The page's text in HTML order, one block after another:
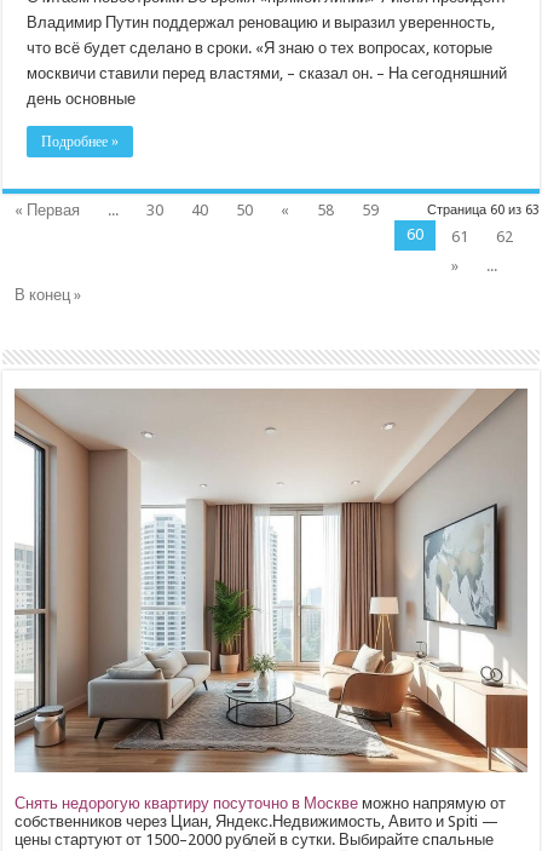
Владимир Путин поддержал реновацию и выразил уверенность,
что всё будет сделано в сроки. «Я знаю о тех вопросах, которые
москвичи ставили перед властями, – сказал он. – На сегодняшний
день основные
Подробнее »
Страница 60 из 63
« Первая ... 30 40 50 « 58
59
60
61
62
»
...
В конец »
Снять недорогую квартиру посуточно в Москве можно напрямую от
собственников через Циан, Яндекс.Недвижимость, Авито и Spiti —
цены стартуют от 1500–2000 рублей в сутки. Выбирайте спальные